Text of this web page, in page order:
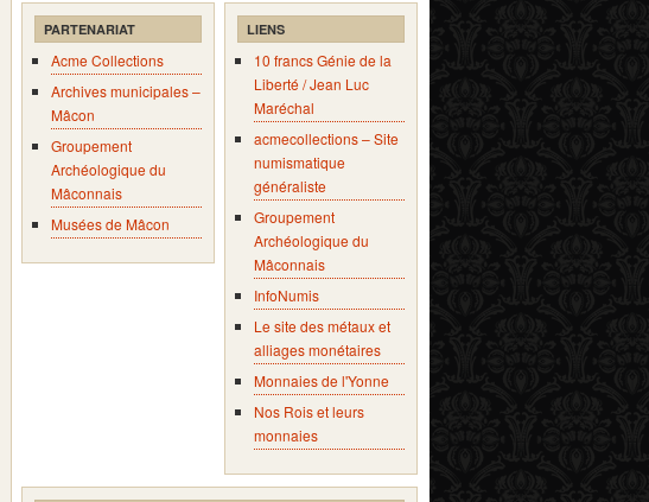
PARTENARIAT
Acme Collections
Archives municipales –
Mâcon
Groupement
Archéologique du
Mâconnais
Musées de Mâcon
LIENS
10 francs Génie de la
Liberté / Jean Luc
Maréchal
acmecollections – Site
numismatique
généraliste
Groupement
Archéologique du
Mâconnais
InfoNumis
Le site des métaux et
alliages monétaires
Monnaies de l'Yonne
Nos Rois et leurs
monnaies